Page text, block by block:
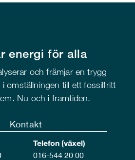
energi för alla
och främjar en trygg
omställningen till ett fossilfritt
Nu och i framtiden.
Kontakt
Telefon (växel)
016-544 20 00